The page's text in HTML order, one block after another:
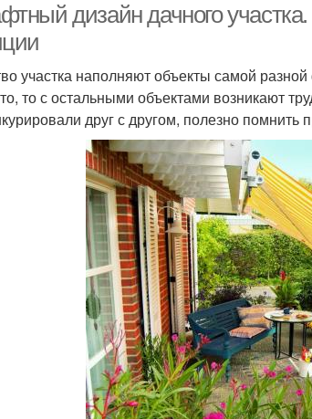
дизайн дачного
участка наполняют объекты самой
то с остальными объектами возникают
друг с другом, полезно помнить